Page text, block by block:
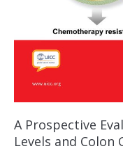
A Prospective
Levels and Colon